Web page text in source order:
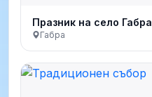
Празник на село Габра
Габра